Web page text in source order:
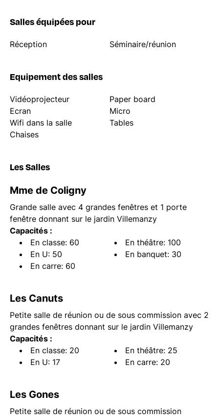
Salles équipées pour
Réception Séminaire/réunion
Equipement des salles
Vidéoprojecteur
Paper board
Ecran
Micro
Wifi dans la salle
Tables
Chaises
Les Salles
Mme de Coligny
Grande salle avec 4 grandes fenêtres et 1 porte
fenêtre donnant sur le jardin Villemanzy
Capacités :
En classe: 60
En théâtre: 100
En U: 50
En banquet: 30
En carre: 60
Les Canuts
Petite salle de réunion ou de sous commission avec 2
grandes fenêtres donnant sur le jardin Villemanzy
Capacités :
En classe: 20
En théâtre: 25
En U: 17
En carre: 20
Les Gones
Petite salle de réunion ou de sous commission